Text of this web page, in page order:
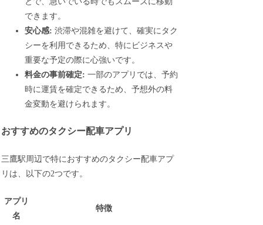
できます。
安心感: 渋滞や混雑を避けて、確実にタク
シーを利用できるため、特にビジネスや
重要な予定の際に心強いです。
料金の事前確定: 一部のアプリでは、予約
時に運賃を確定できるため、予想外の料
金変動を避けられます。
おすすめのタクシー配車アプリ
三鷹駅周辺で特におすすめのタクシー配車アプ
リは、以下の2つです。
アプリ
名
特徴